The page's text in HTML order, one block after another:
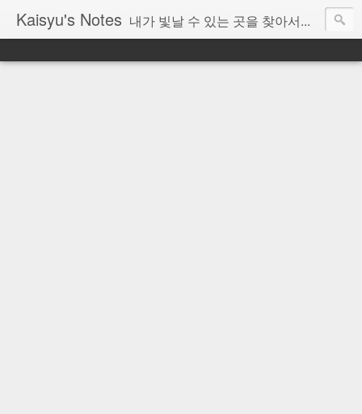
Kaisyu's Notes 내가 빛날 수 있는 곳을 찾아서...